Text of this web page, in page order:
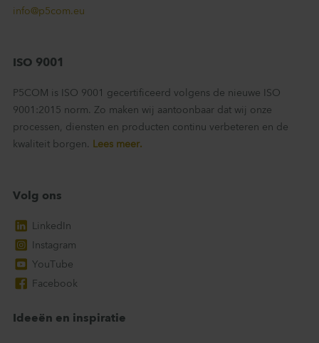
info@p5com.eu
ISO 9001
P5COM is ISO 9001 gecertificeerd volgens de nieuwe ISO
9001:2015 norm. Zo maken wij aantoonbaar dat wij onze
processen, diensten en producten continu verbeteren en de
kwaliteit borgen.
Lees meer.
Volg ons
LinkedIn
Instagram
YouTube
Facebook
Ideeën en inspiratie